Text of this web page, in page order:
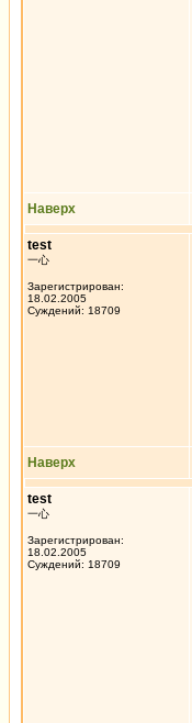
Наверх
test
一心
Зарегистрирован:
18.02.2005
Суждений: 18709
Наверх
test
一心
Зарегистрирован:
18.02.2005
Суждений: 18709